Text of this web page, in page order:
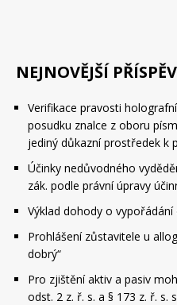
NEJNOVĚJŠÍ
Verifikace pravosti
posudku znalce z oboru
jediný důkazní prostředek k
Účinky nedůvodného
zák. podle právní úpravy
Výklad dohody o vypořádání
Prohlášení zůstavitele u
dobrý“
Pro zjištění aktiv a pasiv
odst. 2 z. ř. s. a § 173 z. ř.